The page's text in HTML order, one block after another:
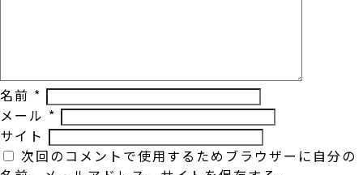
名前 *
メール *
サイト
次回のコメントで使用するためブラウザーに自分の